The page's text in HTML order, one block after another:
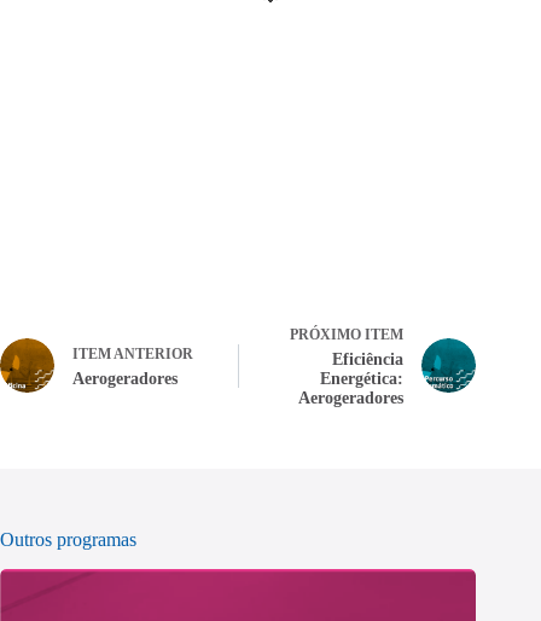
ITEM ANTERIOR
Aerogeradores
PRÓXIMO ITEM
Eficiência
Energética:
Aerogeradores
Outros programas